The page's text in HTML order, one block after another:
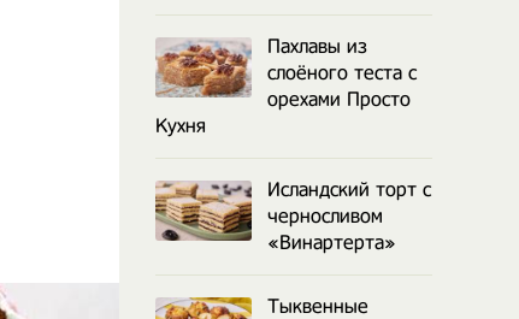
Пахлавы из
слоёного теста с
орехами Просто
Кухня
Исландский торт с
черносливом
«Винартерта»
Тыквенные